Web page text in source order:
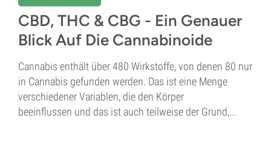
CBD, THC & CBG - Ein Genauer
Blick Auf Die Cannabinoide
Cannabis enthält über 480 Wirkstoffe, von denen 80 nur
in Cannabis gefunden werden. Das ist eine Menge
verschiedener Variablen, die den Körper
beeinflussen und das ist auch teilweise der Grund,...